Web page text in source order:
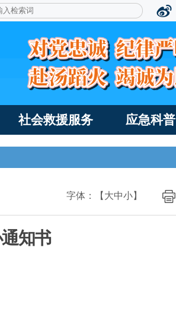
社会救援服务 应急科普
字体：【 大中小】
知书